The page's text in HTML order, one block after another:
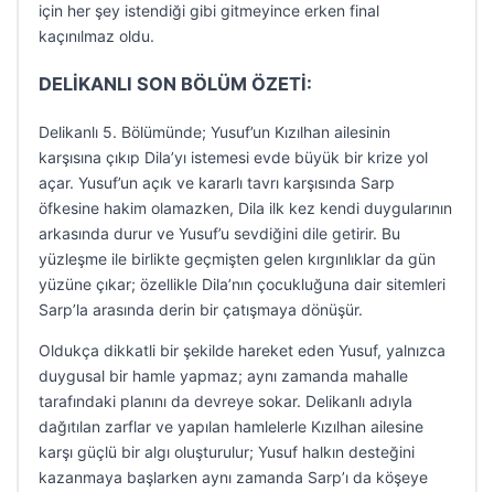
için her şey istendiği gibi gitmeyince erken final
kaçınılmaz oldu.
DELİKANLI SON BÖLÜM ÖZETİ:
Delikanlı 5. Bölümünde; Yusuf’un Kızılhan ailesinin
karşısına çıkıp Dila’yı istemesi evde büyük bir krize yol
açar. Yusuf’un açık ve kararlı tavrı karşısında Sarp
öfkesine hakim olamazken, Dila ilk kez kendi duygularının
arkasında durur ve Yusuf’u sevdiğini dile getirir. Bu
yüzleşme ile birlikte geçmişten gelen kırgınlıklar da gün
yüzüne çıkar; özellikle Dila’nın çocukluğuna dair sitemleri
Sarp’la arasında derin bir çatışmaya dönüşür.
Oldukça dikkatli bir şekilde hareket eden Yusuf, yalnızca
duygusal bir hamle yapmaz; aynı zamanda mahalle
tarafındaki planını da devreye sokar. Delikanlı adıyla
dağıtılan zarflar ve yapılan hamlelerle Kızılhan ailesine
karşı güçlü bir algı oluşturulur; Yusuf halkın desteğini
kazanmaya başlarken aynı zamanda Sarp’ı da köşeye